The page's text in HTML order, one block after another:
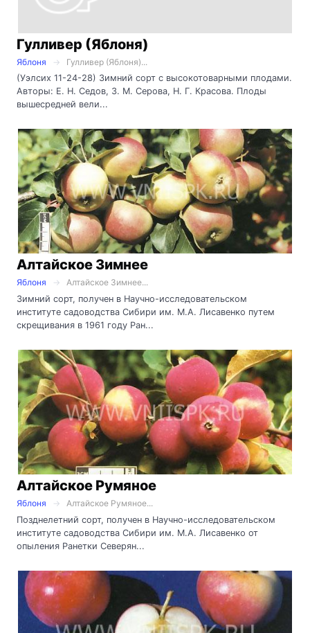
Гулливер (Яблоня)
Яблоня
Гулливер (Яблоня)...
(Уэлсих 11-24-28) Зимний сорт с высокотоварными плодами.
Авторы: Е. Н. Седов, 3. М. Серова, Н. Г. Красова. Плоды
вышесредней вели...
Алтайское Зимнее
Яблоня
Алтайское Зимнее...
Зимний сорт, получен в Научно-исследовательском
институте садоводства Сибири им. М.А. Лисавенко путем
скрещивания в 1961 году Ран...
Алтайское Румяное
Яблоня
Алтайское Румяное...
Позднелетний сорт, получен в Научно-исследовательском
институте садоводства Сибири им. М.А. Лисавенко от
опыления Ранетки Северян...